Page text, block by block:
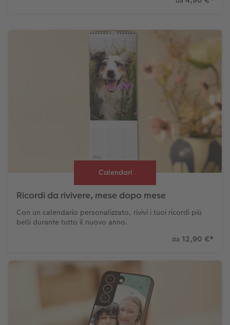
Calendari
Ricordi da rivivere, mese dopo mese
Con un calendario personalizzato, rivivi i tuoi ricordi più
belli durante tutto il nuovo anno.
da 12,90 €*